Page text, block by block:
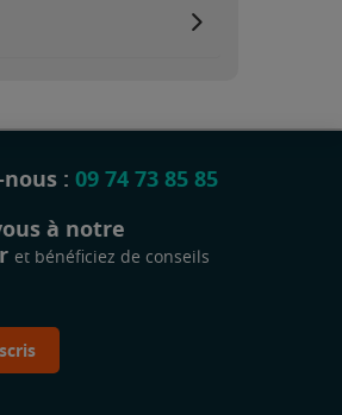
nous : 09 74 73 85 85
à notre
et bénéficiez de conseils